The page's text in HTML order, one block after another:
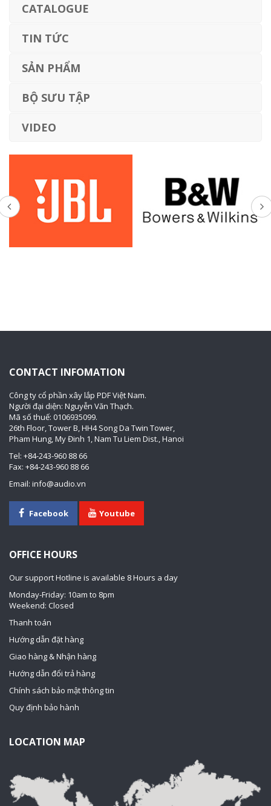
CATALOGUE
TIN TỨC
SẢN PHẨM
BỘ SƯU TẬP
VIDEO
CONTACT INFOMATION
Công ty cổ phần xây lắp PDF Việt Nam.
Người đại diện: Nguyễn Văn Thạch.
Mã số thuế: 0106935099.
26th Floor, Tower B, HH4 Song Da Twin Tower,
Pham Hung, My Đinh 1, Nam Tu Liem Dist., Hanoi
Tel: +84-243-960 88 66
Fax: +84-243-960 88 66
Email: info@audio.vn
Facebook Youtube
OFFICE HOURS
Our support Hotline is available 8 Hours a day
Monday-Friday: 10am to 8pm
Weekend: Closed
Thanh toán
Hướng dẫn đặt hàng
Giao hàng & Nhận hàng
Hướng dẫn đổi trả hàng
Chính sách bảo mật thông tin
Quy định bảo hành
LOCATION MAP